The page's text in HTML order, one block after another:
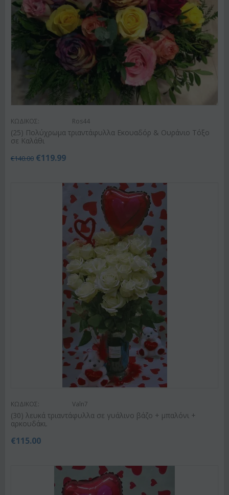
ΚΩΔΙΚΟΣ: Ros44
(25) Πολύχρωμα τριαντάφυλλα Εκουαδόρ & Ουράνιο Τόξο
σε Καλάθι
€140.00 €119.99
ΚΩΔΙΚΟΣ: Valn7
(30) λευκά τριαντάφυλλα σε γυάλινο βάζο + μπαλόνι +
αρκουδάκι.
€115.00